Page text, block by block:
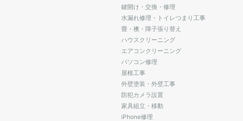
鍵開け・交換・修理
水漏れ修理・トイレつまり工事
畳・襖・障子張り替え
ハウスクリーニング
エアコンクリーニング
パソコン修理
屋根工事
外壁塗装・外壁工事
防犯カメラ設置
家具組立・移動
iPhone修理